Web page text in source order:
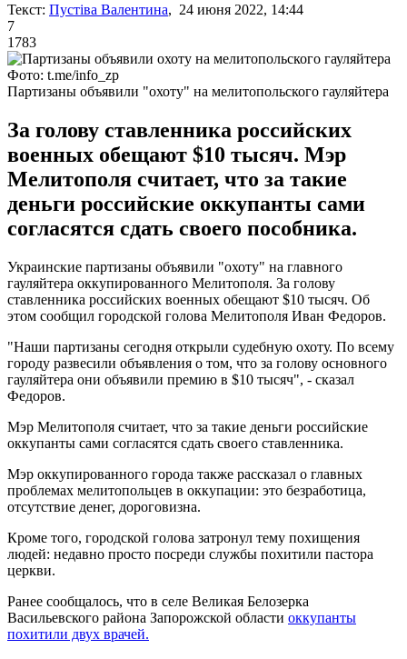
Текст: Пустіва Валентина, 24 июня 2022, 14:44
7
1783
Фото: t.me/info_zp
Партизаны объявили "охоту" на мелитопольского гауляйтера
За голову ставленника российских
военных обещают $10 тысяч. Мэр
Мелитополя считает, что за такие
деньги российские оккупанты сами
согласятся сдать своего пособника.
Украинские партизаны объявили "охоту" на главного
гауляйтера оккупированного Мелитополя. За голову
ставленника российских военных обещают $10 тысяч. Об
этом сообщил городской голова Мелитополя Иван Федоров.
"Наши партизаны сегодня открыли судебную охоту. По всему
городу развесили объявления о том, что за голову основного
гауляйтера они объявили премию в $10 тысяч", - сказал
Федоров.
Мэр Мелитополя считает, что за такие деньги российские
оккупанты сами согласятся сдать своего ставленника.
Мэр оккупированного города также рассказал о главных
проблемах мелитопольцев в оккупации: это безработица,
отсутствие денег, дороговизна.
Кроме того, городской голова затронул тему похищения
людей: недавно просто посреди службы похитили пастора
церкви.
Ранее сообщалось, что в селе Великая Белозерка
Васильевского района Запорожской области оккупанты
похитили двух врачей.